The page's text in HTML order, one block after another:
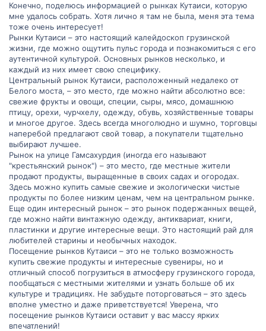
Конечно, поделюсь информацией о рынках Кутаиси, которую
мне удалось собрать. Хотя лично я там не была, меня эта тема
тоже очень интересует!
Рынки Кутаиси – это настоящий калейдоскоп грузинской
жизни, где можно ощутить пульс города и познакомиться с его
аутентичной культурой. Основных рынков несколько, и
каждый из них имеет свою специфику.
Центральный рынок Кутаиси, расположенный недалеко от
Белого моста, – это место, где можно найти абсолютно все:
свежие фрукты и овощи, специи, сыры, мясо, домашнюю
птицу, орехи, чурчхелу, одежду, обувь, хозяйственные товары
и многое другое. Здесь всегда многолюдно и шумно, торговцы
наперебой предлагают свой товар, а покупатели тщательно
выбирают лучшее.
Рынок на улице Гамсахурдия (иногда его называют
"крестьянский рынок") – это место, где местные жители
продают продукты, выращенные в своих садах и огородах.
Здесь можно купить самые свежие и экологически чистые
продукты по более низким ценам, чем на центральном рынке.
Еще один интересный рынок – это рынок подержанных вещей,
где можно найти винтажную одежду, антиквариат, книги,
пластинки и другие интересные вещи. Это настоящий рай для
любителей старины и необычных находок.
Посещение рынков Кутаиси – это не только возможность
купить свежие продукты и интересные сувениры, но и
отличный способ погрузиться в атмосферу грузинского города,
пообщаться с местными жителями и узнать больше об их
культуре и традициях. Не забудьте поторговаться – это здесь
вполне уместно и даже приветствуется! Уверена, что
посещение рынков Кутаиси оставит у вас массу ярких
впечатлений!